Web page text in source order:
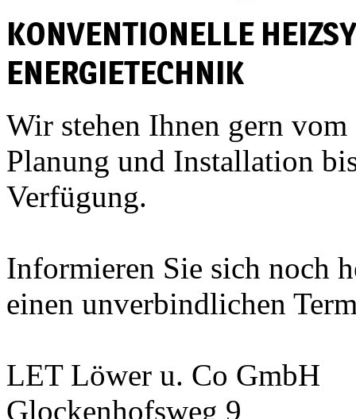
KONVENTIONELLE
ENERGIETECHNIK
Wir stehen Ihnen gern
Planung und Installation
Verfügung.
Informieren Sie sich noch
einen unverbindlichen
LET Löwer u. Co GmbH
Glockenhofsweg 9